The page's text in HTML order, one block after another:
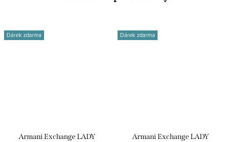
Dárek zdarma
Armani Exchange LADY
Dárek zdarma
Armani Exchange LADY